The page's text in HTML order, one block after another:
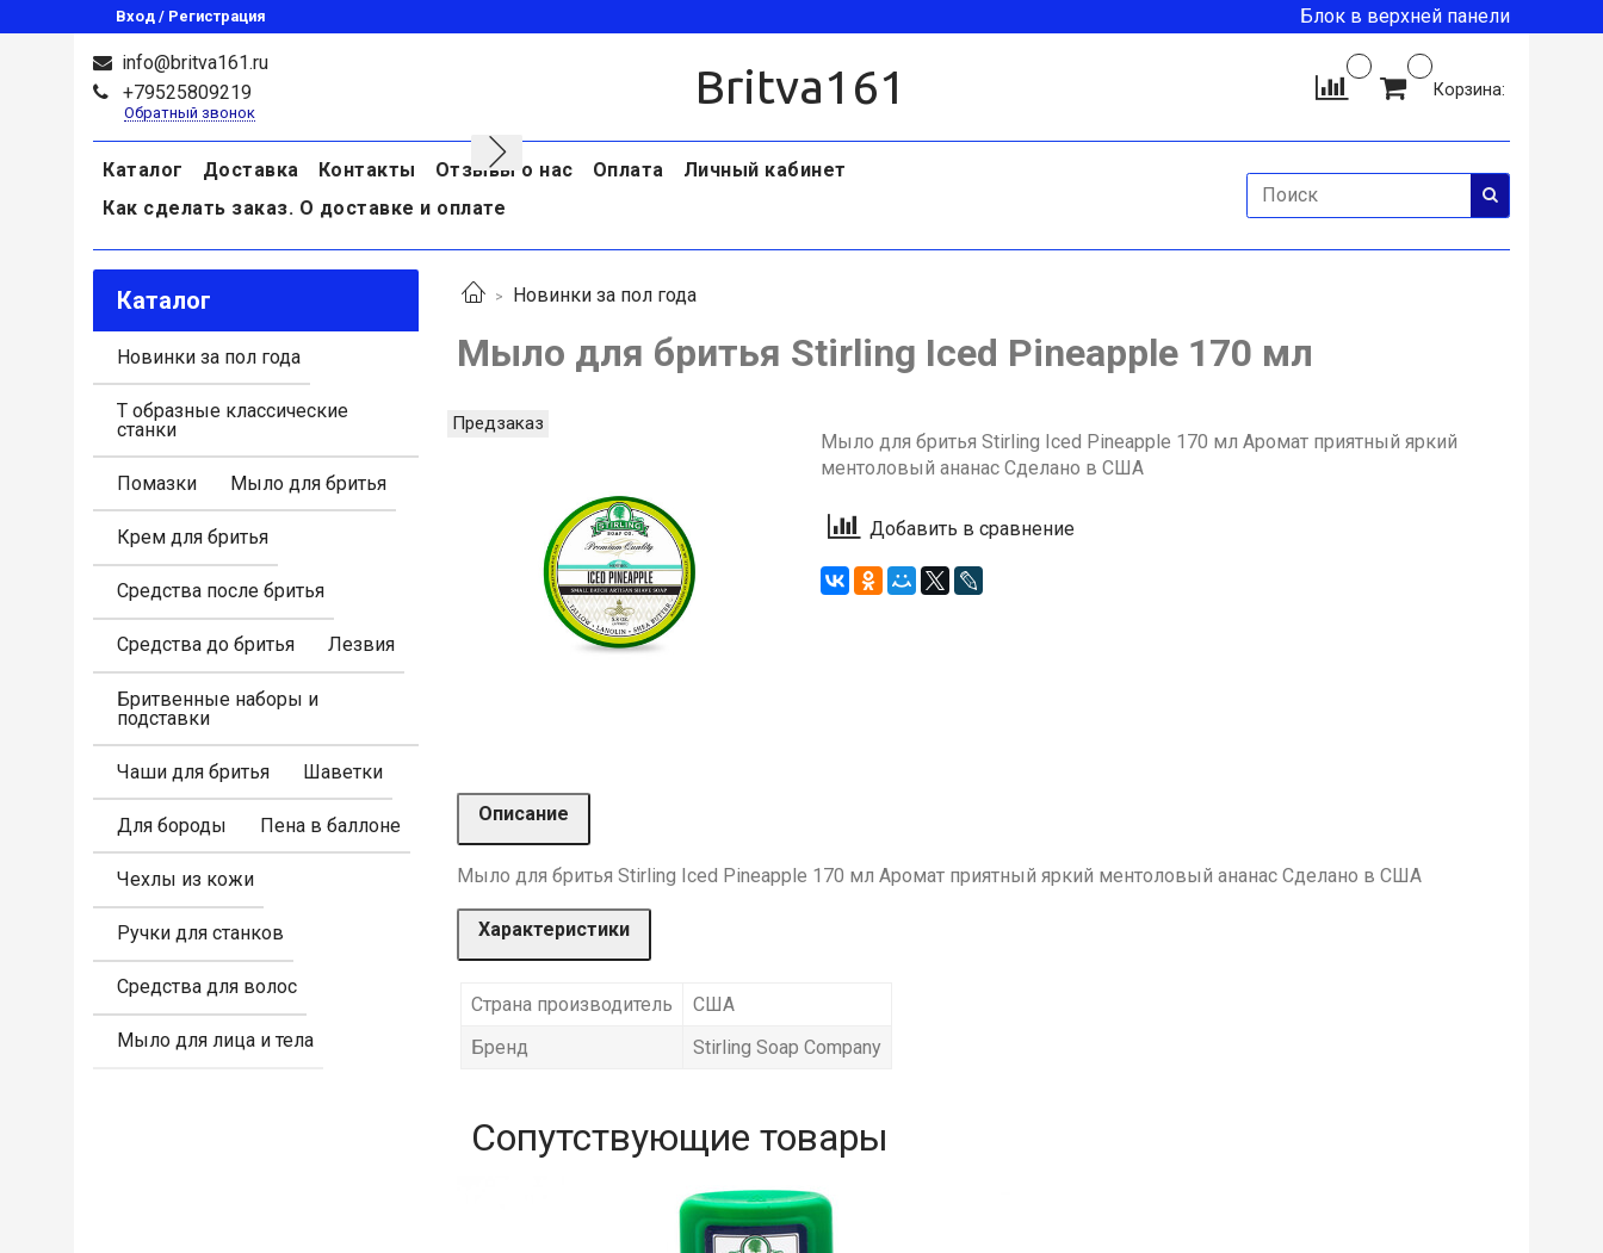
Вход / Регистрация Блок в верхней панели
info@britva161.ru
+79525809219
Обратный звонок Britva161 Корзина:
Каталог Доставка Контакты Отзывы о нас Оплата
Личный кабинет
Как сделать заказ. О доставке и оплате
Новинки за пол года
Мыло для бритья Stirling Iced Pineapple 170 мл
Предзаказ
Мыло для бритья Stirling Iced Pineapple 170 мл Аромат приятный яркий
ментоловый ананас Сделано в США
Добавить в сравнение
Описание
Мыло для бритья Stirling Iced Pineapple 170 мл Аромат приятный яркий ментоловый ананас Сделано в США
Характеристики
Страна производитель
США
Бренд
Stirling Soap Company
Сопутствующие товары
Каталог
Новинки за пол года
Т образные классические
станки
Помазки Мыло для бритья
Крем для бритья
Средства после бритья
Средства до бритья Лезвия
Бритвенные наборы и
подставки
Чаши для бритья Шаветки
Для бороды Пена в баллоне
Чехлы из кожи
Ручки для станков
Средства для волос
Мыло для лица и тела